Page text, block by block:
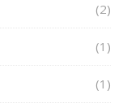
(2)
(1)
(1)